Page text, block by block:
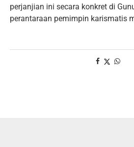
perjanjian ini secara konkret di
perantaraan pemimpin karismatis